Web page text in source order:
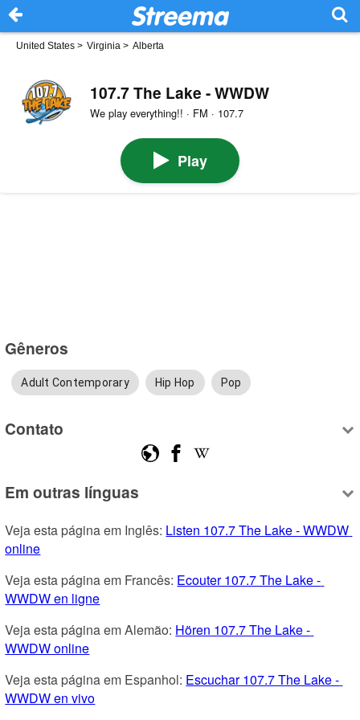
United States > Virginia > Alberta
107.7 The Lake - WWDW
We play everything!! · FM · 107.7
Play
Gêneros
Adult Contemporary Hip Hop Pop
Contato
Em outras línguas
Veja esta página em Inglês: Listen 107.7 The Lake - WWDW
online
Veja esta página em Francês: Ecouter 107.7 The Lake -
WWDW en ligne
Veja esta página em Alemão: Hören 107.7 The Lake -
WWDW online
Veja esta página em Espanhol: Escuchar 107.7 The Lake -
WWDW en vivo